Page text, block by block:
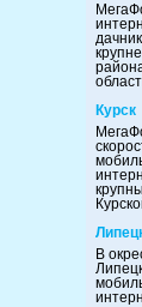
Курск
В